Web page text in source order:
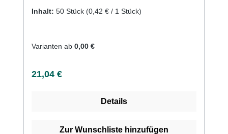
Verletzungen an den Fingern. Der Verband
die Anforderungen an Finger und
wasserabweisend, was eine schnelle
ein angenehmes Tragegefühl gewährleistet.
ohne Probleme um den Finger gewickelt
Inhalt: 50 Stück (0,42 € / 1 Stück)
Varianten ab 0,00 €
Regulärer Preis:
21,04 €
Details
Zur Wunschliste hinzufügen